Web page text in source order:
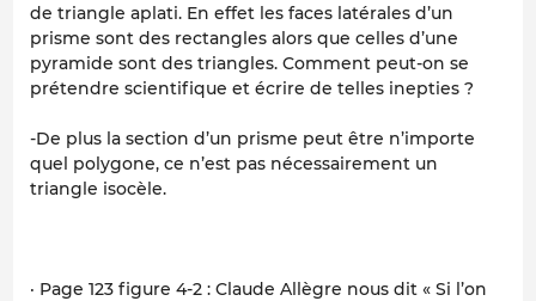
de triangle aplati. En effet les faces latérales d’un
prisme sont des rectangles alors que celles d’une
pyramide sont des triangles. Comment peut-on se
prétendre scientifique et écrire de telles inepties ?
-De plus la section d’un prisme peut être n’importe
quel polygone, ce n’est pas nécessairement un
triangle isocèle.
· Page 123 figure 4-2 : Claude Allègre nous dit « Si l’on